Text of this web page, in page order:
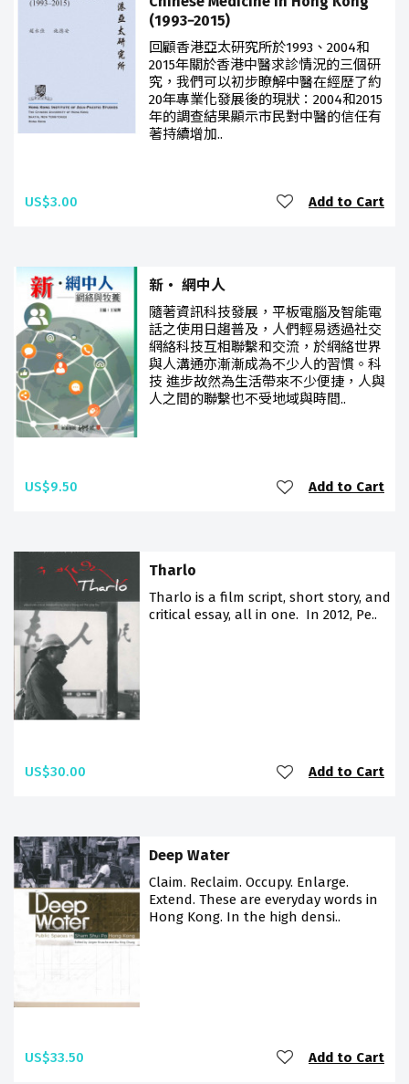
(1993−2015)
回顧香港亞太研究所於1993、2004和
2015年關於香港中醫求診情況的三個研
究，我們可以初步瞭解中醫在經歷了約
20年專業化發展後的現狀：2004和2015
年的調查結果顯示市民對中醫的信任有
著持續增加..
US$3.00 Add to Cart
新‧ 網中人
隨著資訊科技發展，平板電腦及智能電
話之使用日趨普及，人們輕易透過社交
網絡科技互相聯繫和交流，於網絡世界
與人溝通亦漸漸成為不少人的習慣。科
技 進步故然為生活帶來不少便捷，人與
人之間的聯繫也不受地域與時間..
US$9.50 Add to Cart
Tharlo
Tharlo is a film script, short story, and
critical essay, all in one. In 2012, Pe..
US$30.00 Add to Cart
Deep Water
Claim. Reclaim. Occupy. Enlarge.
Extend. These are everyday words in
Hong Kong. In the high densi..
US$33.50 Add to Cart